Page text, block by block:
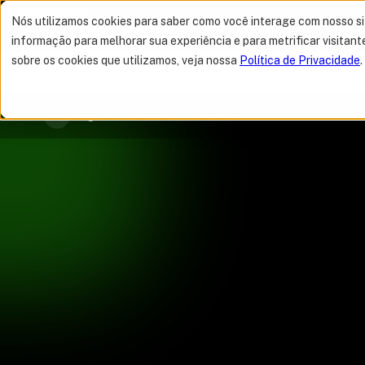
Nós utilizamos cookies para saber como você interage com nosso
informação para melhorar sua experiência e para metrificar
sobre os cookies que utilizamos, veja nossa Política de Privacidade.
Navegue por categorias
Blog Tera Autores Aline Santos